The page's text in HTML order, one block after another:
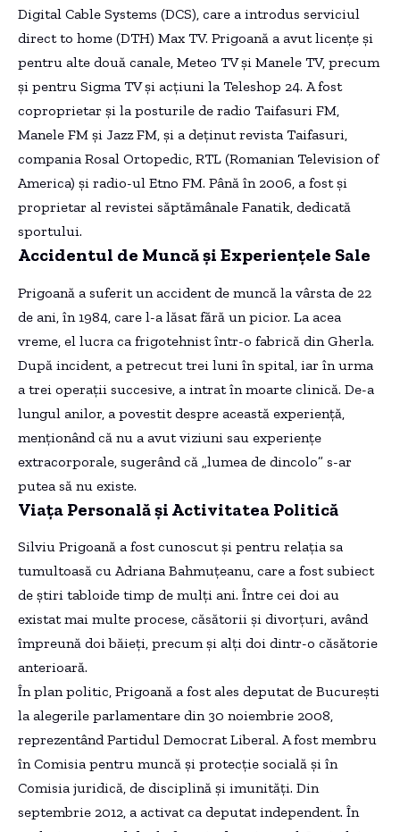
Digital Cable Systems (DCS), care a introdus serviciul
direct to home (DTH) Max TV. Prigoană a avut licențe și
pentru alte două canale, Meteo TV și Manele TV, precum
și pentru Sigma TV și acțiuni la Teleshop 24. A fost
coproprietar și la posturile de radio Taifasuri FM,
Manele FM și Jazz FM, și a deținut revista Taifasuri,
compania Rosal Ortopedic, RTL (Romanian Television of
America) și radio-ul Etno FM. Până în 2006, a fost și
proprietar al revistei săptămânale Fanatik, dedicată
sportului.
Accidentul de Muncă și Experiențele Sale
Prigoană a suferit un accident de muncă la vârsta de 22
de ani, în 1984, care l-a lăsat fără un picior. La acea
vreme, el lucra ca frigotehnist într-o fabrică din Gherla.
După incident, a petrecut trei luni în spital, iar în urma
a trei operații succesive, a intrat în moarte clinică. De-a
lungul anilor, a povestit despre această experiență,
menționând că nu a avut viziuni sau experiențe
extracorporale, sugerând că „lumea de dincolo” s-ar
putea să nu existe.
Viața Personală și Activitatea Politică
Silviu Prigoană a fost cunoscut și pentru relația sa
tumultoasă cu Adriana Bahmuțeanu, care a fost subiect
de știri tabloide timp de mulți ani. Între cei doi au
existat mai multe procese, căsătorii și divorțuri, având
împreună doi băieți, precum și alți doi dintr-o căsătorie
anterioară.
În plan politic, Prigoană a fost ales deputat de București
la alegerile parlamentare din 30 noiembrie 2008,
reprezentând Partidul Democrat Liberal. A fost membru
în Comisia pentru muncă și protecție socială și în
Comisia juridică, de disciplină și imunități. Din
septembrie 2012, a activat ca deputat independent. În